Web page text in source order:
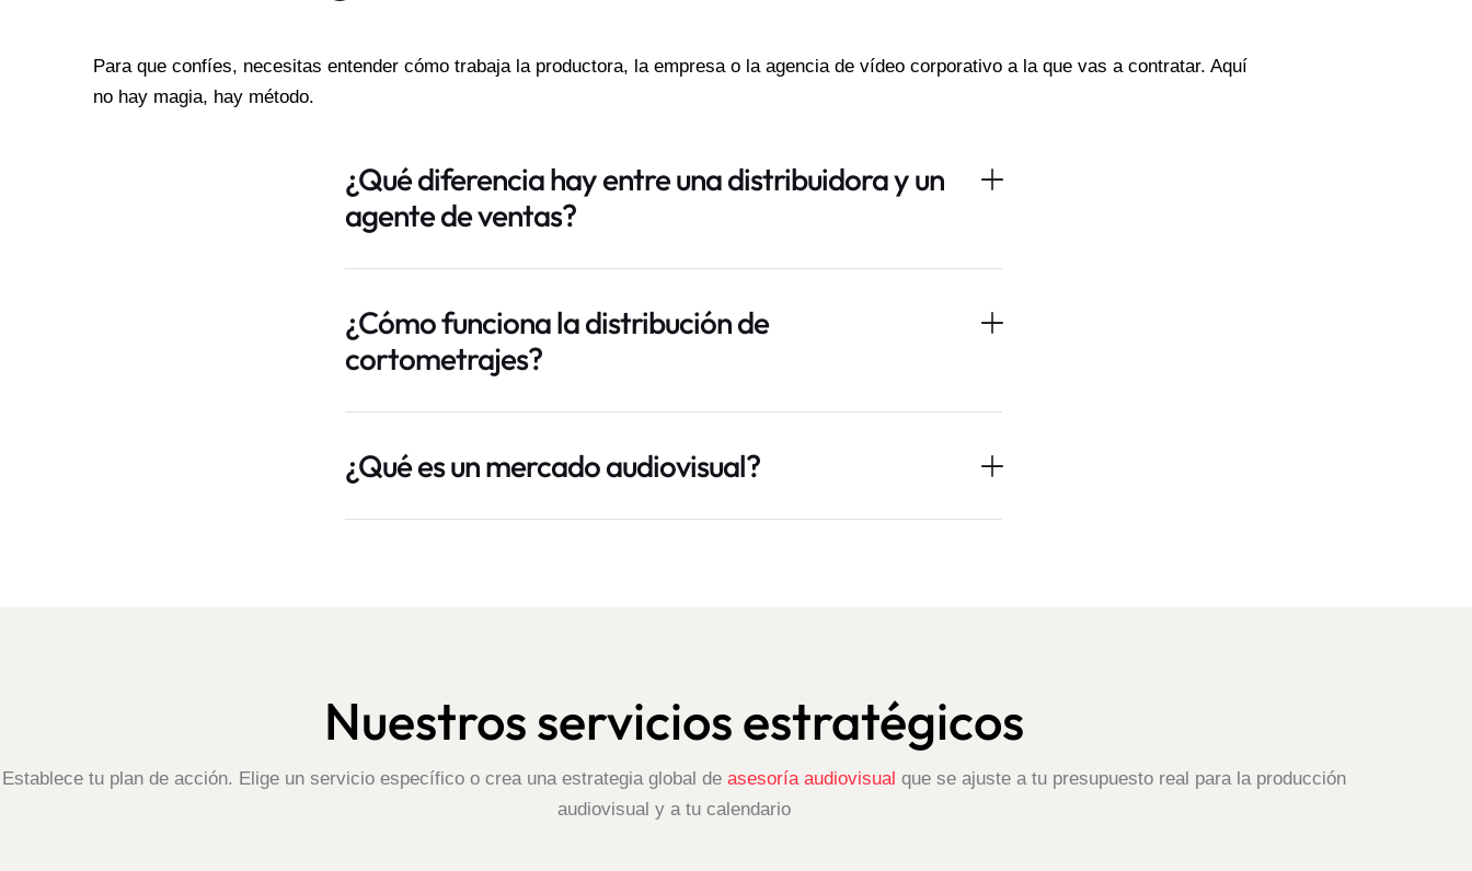
Para que confíes, necesitas entender cómo trabaja la productora, la empresa o la agencia de vídeo corporativo a la que vas a contratar. Aquí
no hay magia, hay método.
¿Qué diferencia hay entre una distribuidora y un
agente de ventas?
¿Cómo funciona la distribución de
cortometrajes?
¿Qué es un mercado audiovisual?
Nuestros servicios estratégicos
Establece tu plan de acción. Elige un servicio específico o crea una estrategia global de asesoría audiovisual que se ajuste a tu presupuesto real para la producción
audiovisual y a tu calendario